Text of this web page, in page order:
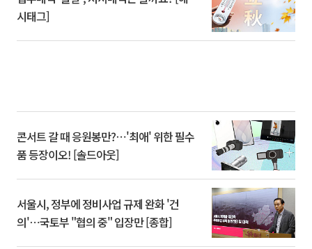
시태그]
콘서트 갈 때 응원봉만?⋯'최애' 위한 필수
품 등장이오! [솔드아웃]
서울시, 정부에 정비사업 규제 완화 '건
의'⋯국토부 "협의 중" 입장만 [종합]